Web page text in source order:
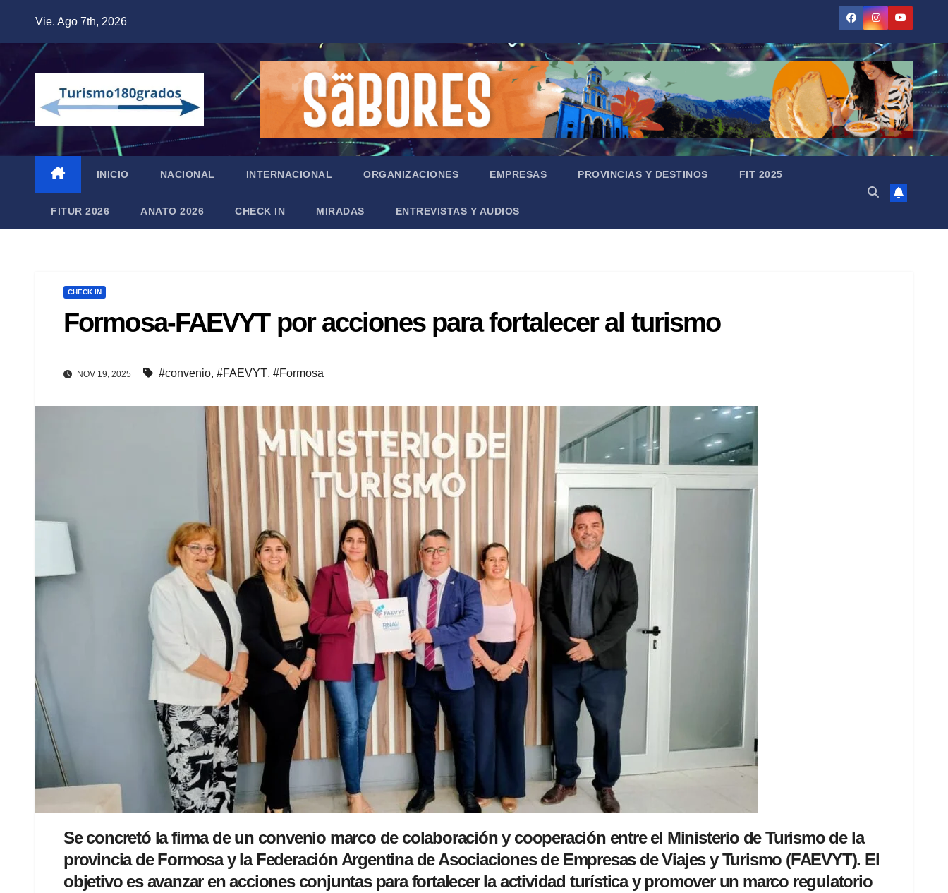
contenido
Vie. Ago 7th, 2026
INICIO NACIONAL INTERNACIONAL ORGANIZACIONES EMPRESAS PROVINCIAS Y DESTINOS FIT 2025
FITUR 2026 ANATO 2026 CHECK IN MIRADAS ENTREVISTAS Y AUDIOS
CHECK IN
Formosa-FAEVYT por acciones para fortalecer al turismo
NOV 19, 2025 #convenio, #FAEVYT, #Formosa
Se concretó la firma de un convenio marco de colaboración y cooperación entre el Ministerio de Turismo de la
provincia de Formosa y la Federación Argentina de Asociaciones de Empresas de Viajes y Turismo (FAEVYT). El
objetivo es avanzar en acciones conjuntas para fortalecer la actividad turística y promover un marco regulatorio